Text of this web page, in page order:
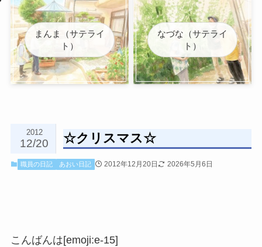
まんま（サテライ
ト）
なづな（サテライ
ト）
☆クリスマス☆
2012
12/20
職員の日記 あおい日記 2012年12月20日 2026年5月6日
こんばんは[emoji:e-15]